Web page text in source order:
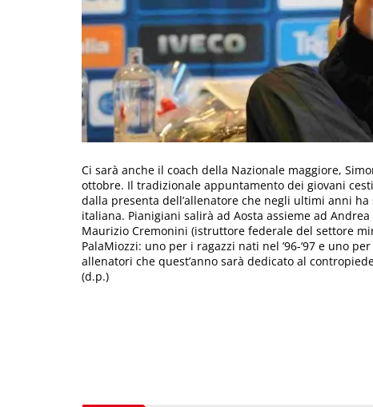
Ci sarà anche il coach della Nazionale maggiore,
ottobre. Il tradizionale appuntamento dei giovani
dalla presenta dell’allenatore che negli ultimi anni
italiana. Pianigiani salirà ad Aosta assieme ad
Maurizio Cremonini (istruttore federale del settore
PalaMiozzi: uno per i ragazzi nati nel ’96-’97 e uno
allenatori che quest’anno sarà dedicato al
(d.p.)